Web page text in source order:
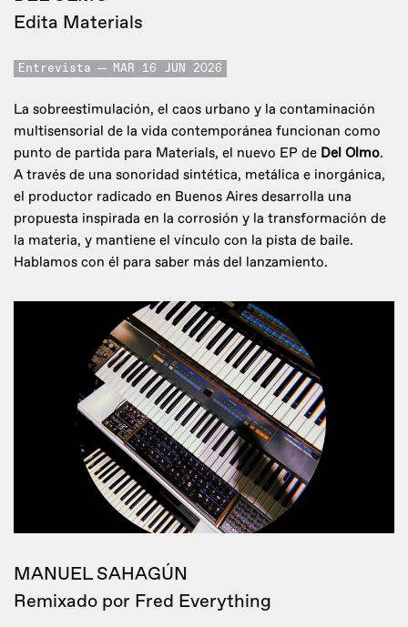
Edita Materials
Entrevista MAR 16 JUN 2026
La sobreestimulación, el caos urbano y la contaminación
multisensorial de la vida contemporánea funcionan como
punto de partida para Materials, el nuevo EP de Del Olmo.
A través de una sonoridad sintética, metálica e inorgánica,
el productor radicado en Buenos Aires desarrolla una
propuesta inspirada en la corrosión y la transformación de
la materia, y mantiene el vínculo con la pista de baile.
Hablamos con él para saber más del lanzamiento.
MANUEL SAHAGÚN
Remixado por Fred Everything